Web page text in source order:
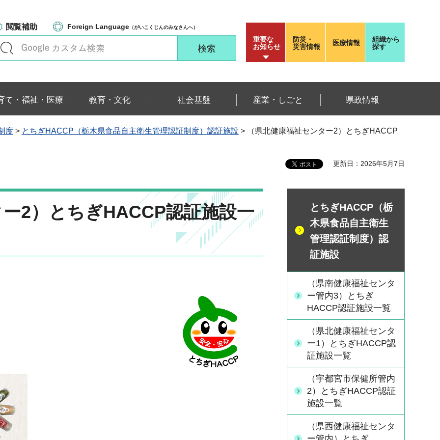
閲覧補助 Foreign Language （がいこくじんのみなさんへ）
重要な
お知らせ
防災・
災害情報
医療情報
組織から
探す
て・福祉・医療 教育・文化 社会基盤 産業・しごと 県政情報
度 > とちぎHACCP（栃木県食品自主衛生管理認証制度）認証施設 > （県北健康福祉センター2）とちぎHACCP
更新日：2026年5月7日
2）とちぎHACCP認証施設一
とちぎHACCP（栃
木県食品自主衛生
管理認証制度）認
証施設
（県南健康福祉センタ
ー管内3）とちぎ
HACCP認証施設一覧
（県北健康福祉センタ
ー1）とちぎHACCP認
証施設一覧
（宇都宮市保健所管内
2）とちぎHACCP認証
施設一覧
（県西健康福祉センタ